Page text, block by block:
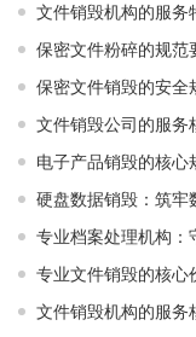
文件销毁机构的服务
保密文件粉碎的规范
保密文件销毁的安全
文件销毁公司的服务
电子产品销毁的核心
硬盘数据销毁：筑牢
专业档案处理机构：
专业文件销毁的核心
文件销毁机构的服务